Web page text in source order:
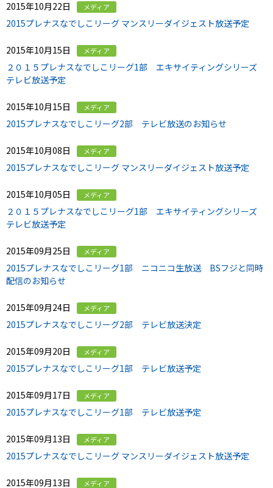
2015年10月22日 メディア
2015プレナスなでしこリーグ マンスリーダイジェスト放送予定
2015年10月15日 メディア
２０１５プレナスなでしこリーグ1部 エキサイティングシリーズ
テレビ放送予定
2015年10月15日 メディア
2015プレナスなでしこリーグ2部 テレビ放送のお知らせ
2015年10月08日 メディア
2015プレナスなでしこリーグ マンスリーダイジェスト放送予定
2015年10月05日 メディア
２０１５プレナスなでしこリーグ1部 エキサイティングシリーズ
テレビ放送予定
2015年09月25日 メディア
2015プレナスなでしこリーグ1部 ニコニコ生放送 BSフジと同時
配信のお知らせ
2015年09月24日 メディア
2015プレナスなでしこリーグ2部 テレビ放送決定
2015年09月20日 メディア
2015プレナスなでしこリーグ1部 テレビ放送予定
2015年09月17日 メディア
2015プレナスなでしこリーグ1部 テレビ放送予定
2015年09月13日 メディア
2015プレナスなでしこリーグ マンスリーダイジェスト放送予定
2015年09月13日 メディア